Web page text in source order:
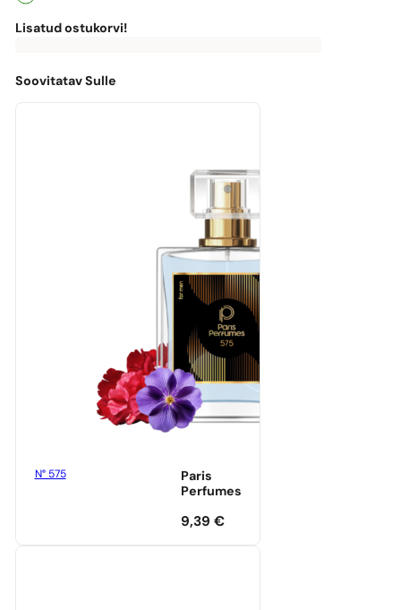
Lisatud ostukorvi!
puudu
0,00€
Soovitatav Sulle
N° 575
Paris
Perfumes
9,39 €